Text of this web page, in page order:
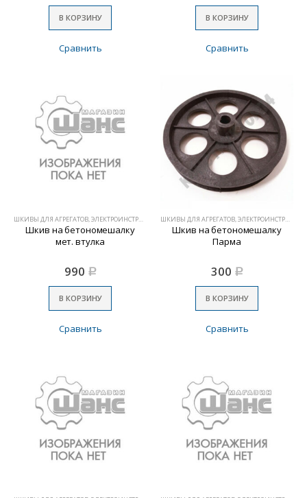
В КОРЗИНУ
Сравнить
В КОРЗИНУ
Сравнить
Шкив на бетономешалку
мет. втулка
990 Р
В КОРЗИНУ
Сравнить
Шкив на бетономешалку
Парма
300 Р
В КОРЗИНУ
Сравнить